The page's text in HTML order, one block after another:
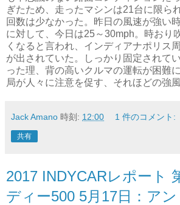
ぎたため、走ったマシンは21台に限ら
回数は少なかった。昨日の風速が強い
に対して、今日は25～30mph。時おり
くなると言われ、インディアナポリス
が出されていた。しっかり固定されて
った理、背の高いクルマの運転が困難
局が人々に注意を促す、それほどの強風
Jack Amano 時刻: 12:00 1 件のコメント:
共有
2017 INDYCARレポート
ディー500 5月17日：ア